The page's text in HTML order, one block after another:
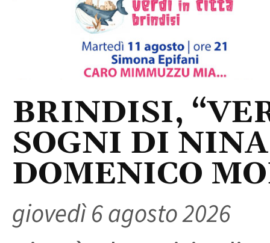
BRINDISI,
SOGNI DI
DOMENICO
giovedì 6 agosto 2026